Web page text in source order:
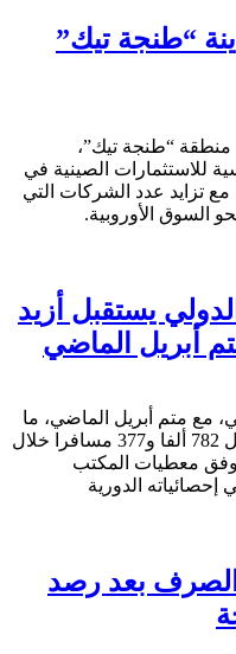
“طنجة تيك”
منطقة “طنجة تيك”،
للاستثمارات الصينية في
مع تزايد عدد الشركات التي
السوق الأوروبية.
يستقبل أزيد
مع متم أبريل الماضي، ما
مجموعه 872 ألفا و 341 مسافرا، مقابل 782 ألفا و377 مسافرا خلال
وفق معطيات المكتب
الدورية
الصرف بعد رصد